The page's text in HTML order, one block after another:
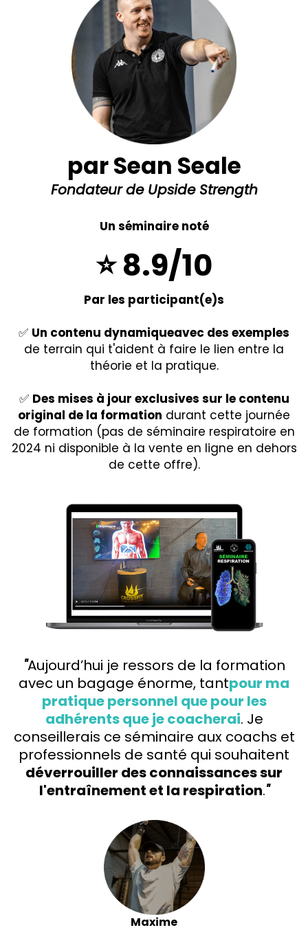
par Sean Seale
Fondateur de Upside Strength
Un séminaire noté
⭐️ 8.9/10
Par les participant(e)s
✅ Un contenu dynamiqueavec des exemples
de terrain qui t'aident à faire le lien entre la
théorie et la pratique.
✅ Des mises à jour exclusives sur le contenu
original de la formation durant cette journée
de formation (pas de séminaire respiratoire en
2024 ni disponible à la vente en ligne en dehors
de cette offre).
"Aujourd’hui je ressors de la formation
avec un bagage énorme, tantpour ma
pratique personnel que pour les
adhérents que je coacherai. Je
conseillerais ce séminaire aux coachs et
professionnels de santé qui souhaitent
déverrouiller des connaissances sur
l'entraînement et la respiration."
Maxime